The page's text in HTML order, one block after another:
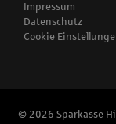
Impressum
Datenschutz
Cookie
© 2026 Sparkasse